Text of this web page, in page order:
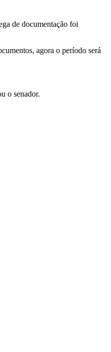
de documentação foi
agora o período será
o senador.